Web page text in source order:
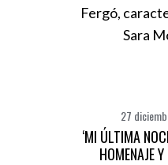
27
‘MI ÚLTIMA
HOMENAJE